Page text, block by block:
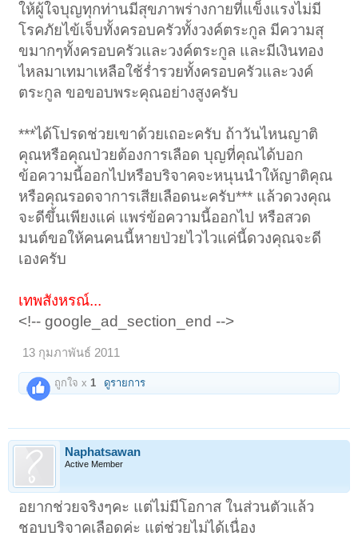
ให้ผู้ใจบุญทุกท่านมีสุขภาพร่างกายที่แข็งแรงไม่มี
โรคภัยไข้เจ็บทั้งครอบครัวทั้งวงค์ตระกูล มีความสุ
ขมากๆทั้งครอบครัวและวงค์ตระกูล และมีเงินทอง
ไหลมาเทมาเหลือใช้ร่ำรวยทั้งครอบครัวและวงค์
ตระกูล ขอขอบพระคุณอย่างสูงครับ
***ได้โปรดช่วยเขาด้วยเถอะครับ ถ้าวันไหนญาติ
คุณหรือคุณป่วยต้องการเลือด บุญที่คุณได้บอก
ข้อความนี้ออกไปหรือบริจาคจะหนุนนำให้ญาติคุณ
หรือคุณรอดจาการเสียเลือดนะครับ*** แล้วดวงคุณ
จะดีขึ้นเพียงแค่ แพร่ข้อความนี้ออกไป หรือสวด
มนต์ขอให้คนคนนี้หายป่วยไวไวแค่นี้ดวงคุณจะดี
เองครับ
เทพสังหรณ์...
<!-- google_ad_section_end -->
13 กุมภาพันธ์ 2011
ถูกใจ x1 ดูรายการ
Naphatsawan
Active Member
อยากช่วยจริงๆคะ แต่ไม่มีโอกาส ในส่วนตัวแล้ว
ชอบบริจาคเลือดค่ะ แต่ช่วยไม่ได้เนื่อง